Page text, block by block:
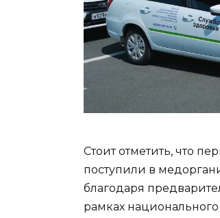
Стоит отметить, что
поступили в
благодаря
рамках